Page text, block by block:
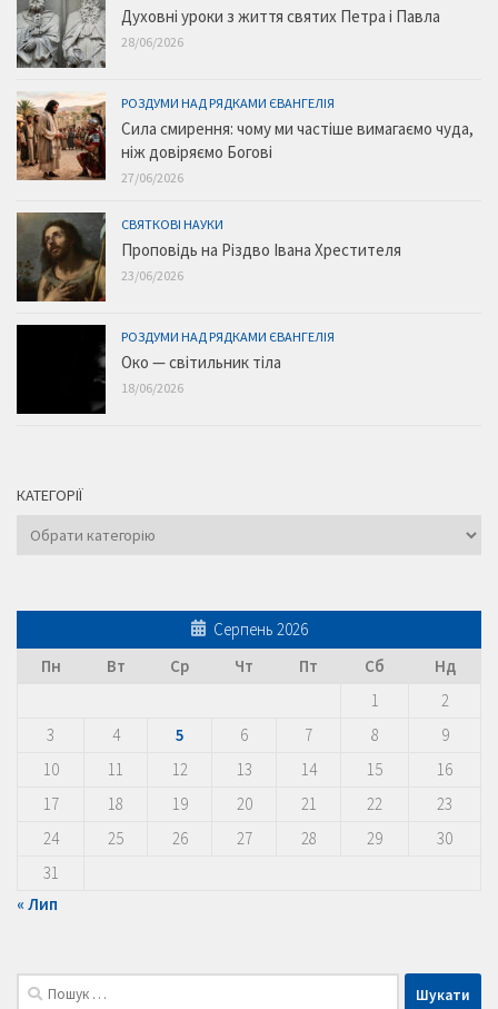
Духовні уроки з життя святих Петра і Павла
28/06/2026
РОЗДУМИ НАД РЯДКАМИ ЄВАНГЕЛІЯ
Сила смирення: чому ми частіше вимагаємо чуда,
ніж довіряємо Богові
27/06/2026
СВЯТКОВІ НАУКИ
Проповідь на Різдво Івана Хрестителя
23/06/2026
РОЗДУМИ НАД РЯДКАМИ ЄВАНГЕЛІЯ
Око — світильник тіла
18/06/2026
КАТЕГОРІЇ
Категорії
Серпень 2026
Пн
Вт Ср Чт Пт Сб
Нд
1
2
3
4 5 6 7 8
9
10
11 12 13 14 15
16
17
18 19 20 21 22
23
24
25 26 27 28 29
30
31
« Лип
Пошук: